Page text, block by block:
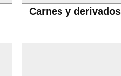
Carnes y derivados